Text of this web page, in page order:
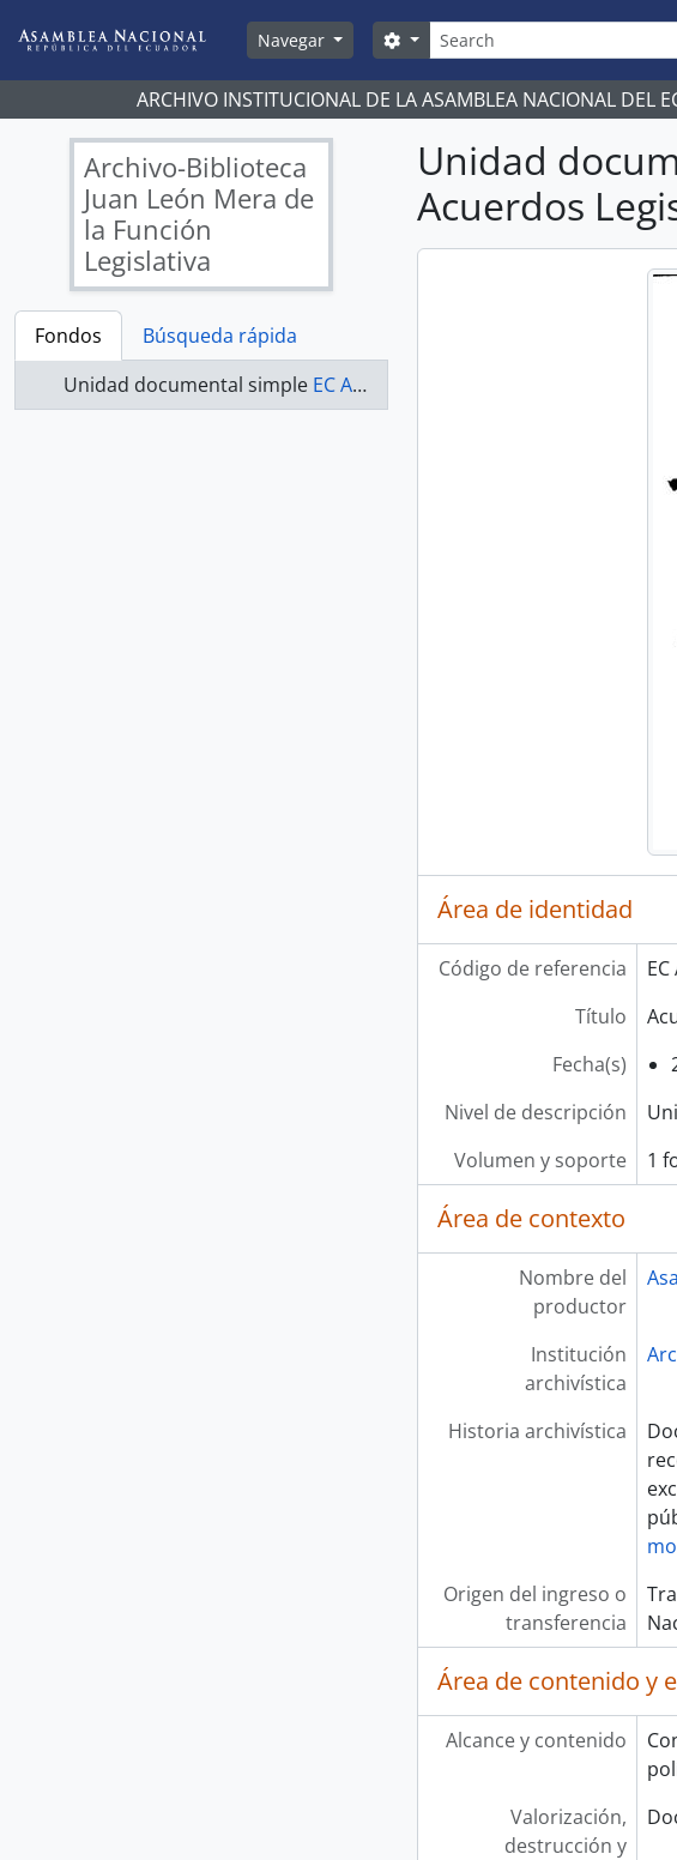
Navegar
Búsqueda
Search options
ARCHIVO INSTITUCIONAL DE LA ASAMBLEA NACIONAL DEL
Archivo-Biblioteca
Juan León Mera de
la Función
Legislativa
Fondos
Búsqueda rápida
Unidad documental simple EC AN ABJLM ACUERDOS 003-A - Acuerdos Legislativos
Unidad
Acuerdos
Área de identidad
Código de referencia
Título
Fecha(s)
Nivel de descripción
Volumen y soporte
1
Área de contexto
Nombre del
productor
Institución
archivística
Historia archivística
Origen del ingreso o
transferencia
Área de contenido y
Alcance y contenido
Valorización,
destrucción y